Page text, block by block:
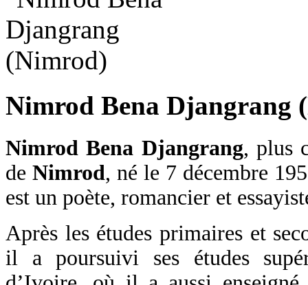
Nimrod Bena Djangrang
Nimrod Bena Djangrang, plus
de Nimrod, né le 7 décembre
est un poète, romancier et
Après les études primaires et
il a poursuivi ses études